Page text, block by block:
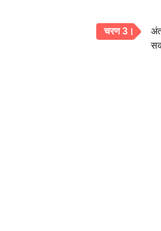
चरण 3।